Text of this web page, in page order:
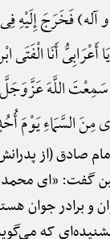
و آله) فَخَرَجَ
أَعْرَابِیُّ أَنَا
اللَّهَ عَزَّ‌وَ‌جَلَّ
مِنَ السَّمَاءِ
صادق (از
گفت: «ای
و برادر جوان
که